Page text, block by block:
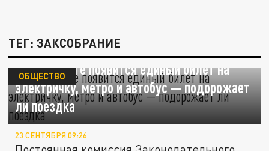
ТЕГ: ЗАКСОБРАНИЕ
В Петербурге появится единый билет на
электричку, метро и автобус — подорожает
ли поездка
ОБЩЕСТВО
23 СЕНТЯБРЯ 09:26